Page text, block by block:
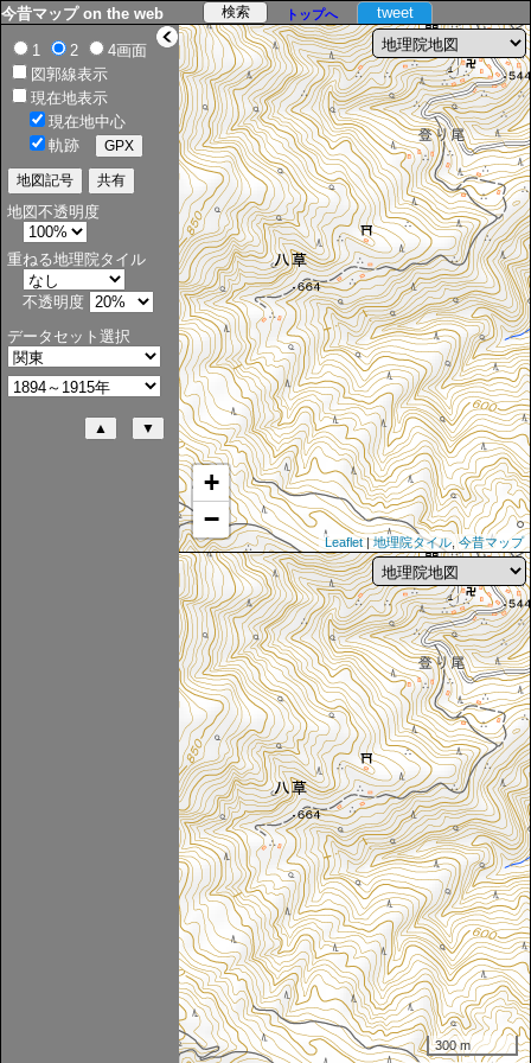
> tweet
今昔マップ on the web トップへ
+
−
Leaflet|地理院タイル,今昔マップ
300 m
1 2
4画面
図郭線表示
現在地表示
現在地中心
軌跡
地図不透明度
重ねる地理院タイル
不透明度
データセット選択